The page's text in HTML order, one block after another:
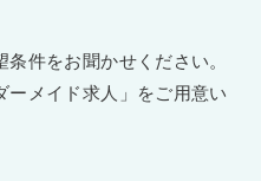
件をお聞かせください。
ーメイド求人」をご用意い